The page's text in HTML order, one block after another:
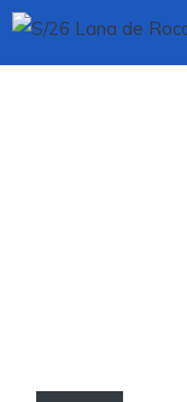
Saltar